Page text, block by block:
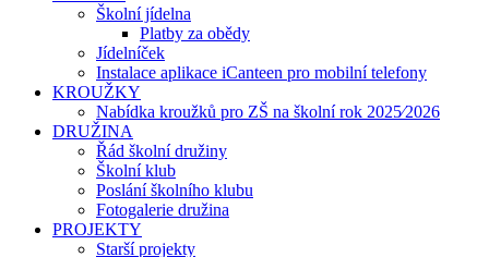
Školní jídelna
Platby za obědy
Jídelníček
Instalace aplikace iCanteen pro mobilní telefony
KROUŽKY
Nabídka kroužků pro ZŠ na školní rok 2025⁄2026
DRUŽINA
Řád školní družiny
Školní klub
Poslání školního klubu
Fotogalerie družina
PROJEKTY
Starší projekty